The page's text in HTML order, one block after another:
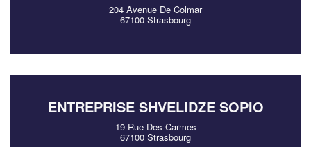
204 Avenue De Colmar
67100 Strasbourg
ENTREPRISE SHVELIDZE SOPIO
19 Rue Des Carmes
67100 Strasbourg